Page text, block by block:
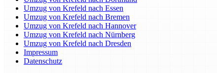
Umzug von Krefeld nach Essen
Umzug von Krefeld nach Bremen
Umzug von Krefeld nach Hannover
Umzug von Krefeld nach Nürnberg
Umzug von Krefeld nach Dresden
Impressum
Datenschutz